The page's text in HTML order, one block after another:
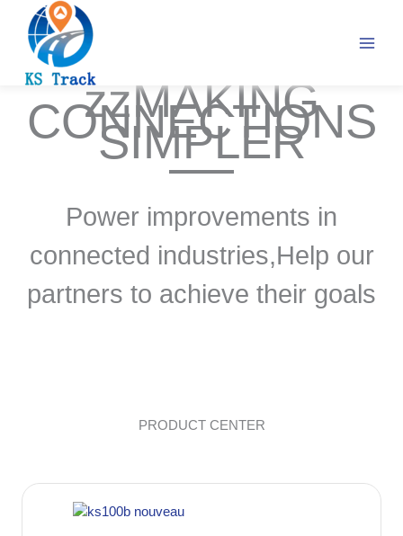
content
zzMAKING
CONNECTIONS
SIMPLER
Power improvements in
connected industries,Help our
partners to achieve their goals
PRODUCT CENTER